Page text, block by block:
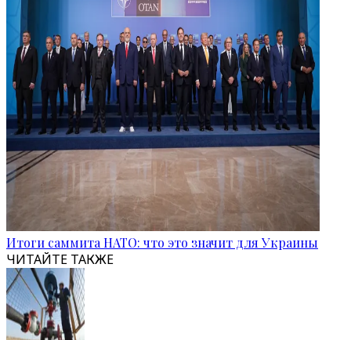
Итоги саммита НАТО: что это значит для Украины
ЧИТАЙТЕ ТАКЖЕ